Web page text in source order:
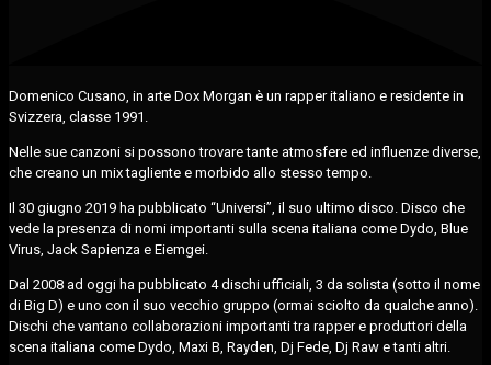
Domenico Cusano, in arte Dox Morgan è un rapper italiano e residente in
Svizzera, classe 1991.
Nelle sue canzoni si possono trovare tante atmosfere ed influenze diverse,
che creano un mix tagliente e morbido allo stesso tempo.
Il 30 giugno 2019 ha pubblicato “Universi”, il suo ultimo disco. Disco che
vede la presenza di nomi importanti sulla scena italiana come Dydo, Blue
Virus, Jack Sapienza e Eiemgei.
Dal 2008 ad oggi ha pubblicato 4 dischi ufficiali, 3 da solista (sotto il nome
di Big D) e uno con il suo vecchio gruppo (ormai sciolto da qualche anno).
Dischi che vantano collaborazioni importanti tra rapper e produttori della
scena italiana come Dydo, Maxi B, Rayden, Dj Fede, Dj Raw e tanti altri.